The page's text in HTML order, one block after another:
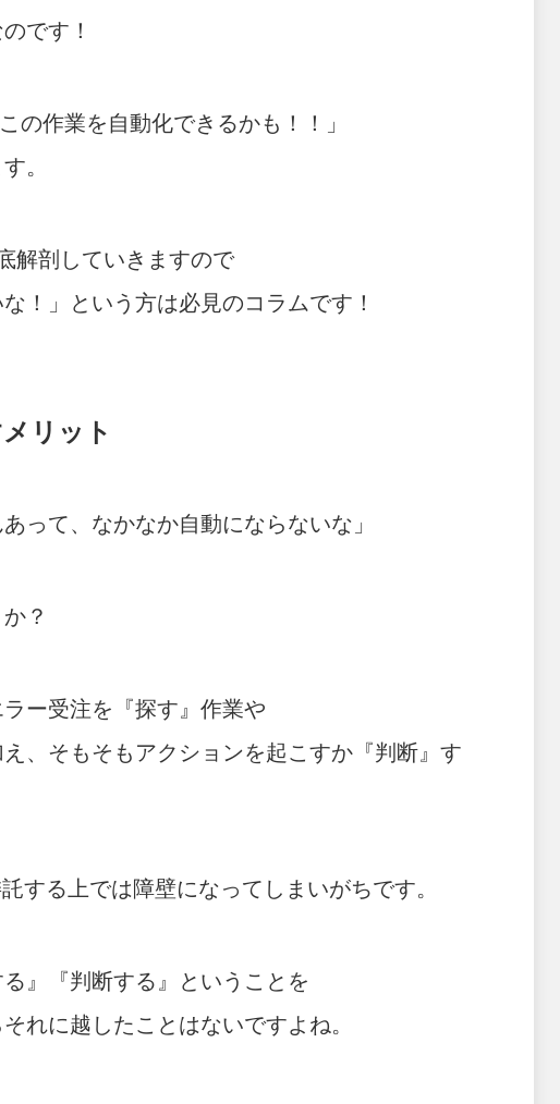
です！
の作業を自動化できるかも！！」
。
解剖していきますので
！」という方は必見のコラムです！
リット
って、なかなか自動にならないな」
？
ー受注を『探す』作業や
、そもそもアクションを起こすか『判断』す
する上では障壁になってしまいがちです。
』『判断する』ということを
れに越したことはないですよね。